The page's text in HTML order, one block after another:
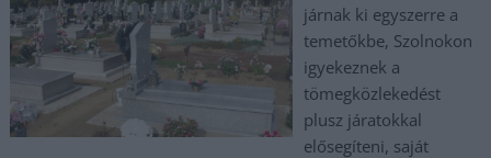
járnak ki egyszerre a
temetőkbe, Szolnokon
igyekeznek a
tömegközlekedést
plusz járatokkal
elősegíteni, saját